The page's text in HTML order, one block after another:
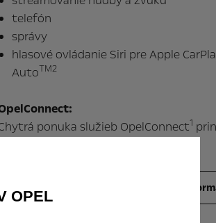
Používateľské príručky Opel [PDF - 2,7
telefón
správy
hlasové ovládanie Siri pre Apple
AutoTM2
ponuka služieb OpelConnect1
Stiahnite si stručnú príručku vo
OPEL